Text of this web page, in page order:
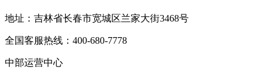
地址：吉林省长春市宽城区兰家大街3468号
全国客服热线：400-680-7778
中部运营中心